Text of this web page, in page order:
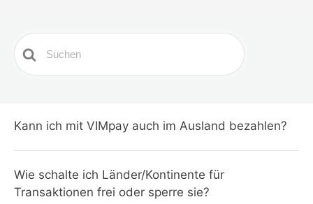
Search
For
Kann ich mit VIMpay auch im Ausland bezahlen?
Wie schalte ich Länder/Kontinente für
Transaktionen frei oder sperre sie?